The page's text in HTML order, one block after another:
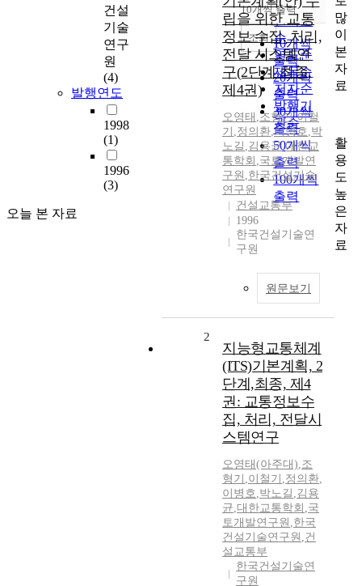
건설
기술
연구
원
(4)
발행연도
1998
(1)
1996
(3)
오늘 본 자료
순
인기도
순
연도순
제목순
저자순
발행기
관순
내림차순
10개씩 출력
10개씩
출력
20개씩
출력
30개씩
출력
50개씩
출력
100개씩
출력
조회
립을 위한 교통
정보 수집, 처리,
전달 시스템연
구(2단계 최종,
제4권)
오영태 ,조형기,이철
기 ,정의환,이병호,박
노길 ,김용균,대한교
통학회 ,국토개발연
구원 ,한국건설기술
연구원
건설교통부
1996
한국건설기술연
구원
원문보기
2
지능형교통체계
(ITS)기본계획, 2
단계,최종, 제4
권: 교통정보수
집, 처리, 전달시
스템연구
오영태(아주대),조
형기 ,이철기 ,정의환,
이병호,박노길 ,김용
균,대한교통학회 ,국
토개발연구원 ,한국
건설기술연구원 ,건
설교통부
한국건설기술연
구원
많
이
본
자
료
활
용
도
높
은
자
료